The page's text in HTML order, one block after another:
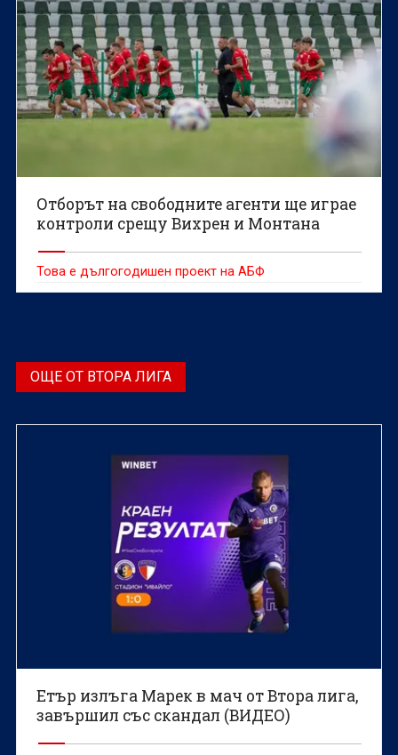
Отборът на свободните агенти ще играе
контроли срещу Вихрен и Монтана
Това е дългогодишен проект на АБФ
ОЩЕ ОТ ВТОРА ЛИГА
Етър излъга Марек в мач от Втора лига,
завършил със скандал (ВИДЕО)